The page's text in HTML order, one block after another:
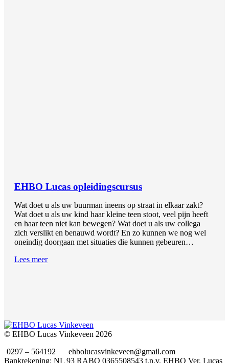
EHBO Lucas opleidingscursus
Wat doet u als uw buurman ineens op straat in elkaar zakt?
Wat doet u als uw kind haar kleine teen stoot, veel pijn heeft
en haar teen niet kan bewegen? Wat doet u als uw collega
zich verslikt en benauwd wordt? En zo kunnen we nog wel
oneindig doorgaan met situaties die kunnen gebeuren…
Lees meer
© EHBO Lucas Vinkeveen 2026
0297 – 564192
ehbolucasvinkeveen@gmail.com
Bankrekening: NL 93 RABO 0365508543 t.n.v. EHBO Ver. Lucas